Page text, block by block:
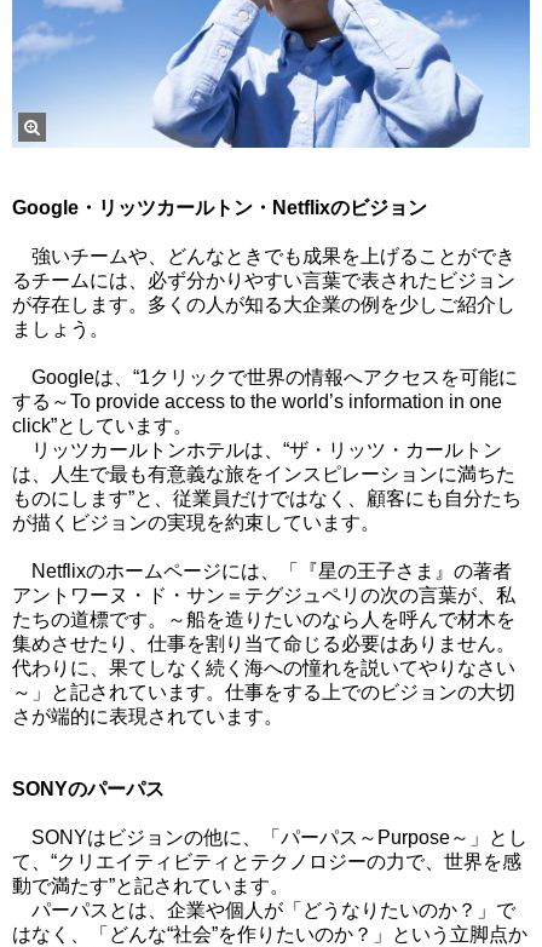
Google・リッツカールトン・Netflixのビジョン
強いチームや、どんなときでも成果を上げることができ
るチームには、必ず分かりやすい言葉で表されたビジョン
が存在します。多くの人が知る大企業の例を少しご紹介し
ましょう。
Googleは、“1クリックで世界の情報へアクセスを可能に
する～To provide access to the world’s information in one
click”としています。
リッツカールトンホテルは、“ザ・リッツ・カールトン
は、人生で最も有意義な旅をインスピレーションに満ちた
ものにします”と、従業員だけではなく、顧客にも自分たち
が描くビジョンの実現を約束しています。
Netflixのホームページには、「『星の王子さま』の著者
アントワーヌ・ド・サン＝テグジュペリの次の言葉が、私
たちの道標です。～船を造りたいのなら人を呼んで材木を
集めさせたり、仕事を割り当て命じる必要はありません。
代わりに、果てしなく続く海への憧れを説いてやりなさい
～」と記されています。仕事をする上でのビジョンの大切
さが端的に表現されています。
SONYのパーパス
SONYはビジョンの他に、「パーパス～Purpose～」とし
て、“クリエイティビティとテクノロジーの力で、世界を感
動で満たす”と記されています。
パーパスとは、企業や個人が「どうなりたいのか？」で
はなく、「どんな“社会”を作りたいのか？」という立脚点か